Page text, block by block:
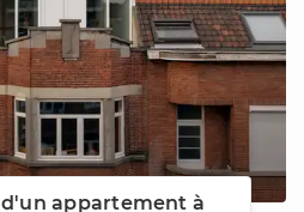
appartement à